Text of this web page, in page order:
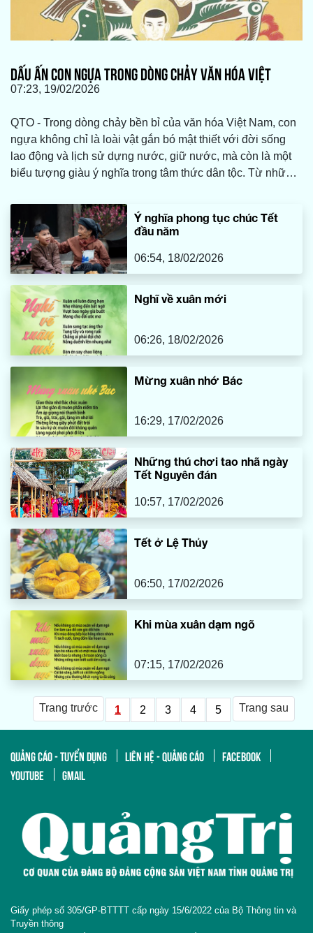
DẤU ẤN CON NGỰA TRONG DÒNG CHẢY VĂN HÓA VIỆT
07:23, 19/02/2026
QTO - Trong dòng chảy bền bỉ của văn hóa Việt Nam, con
ngựa không chỉ là loài vật gắn bó mật thiết với đời sống
lao động và lịch sử dựng nước, giữ nước, mà còn là một
biểu tượng giàu ý nghĩa trong tâm thức dân tộc. Từ những
truyền thuyết hào hùng, từ tục ngữ, ca dao đến văn học
viết, hình ảnh con ngựa luôn hiện diện, lặng lẽ mà bền bỉ
đồng hành với đời sống tinh thần người Việt.
Ý nghĩa phong tục chúc Tết
đầu năm
06:54, 18/02/2026
Nghĩ về xuân mới
06:26, 18/02/2026
Mừng xuân nhớ Bác
16:29, 17/02/2026
Những thú chơi tao nhã ngày
Tết Nguyên đán
10:57, 17/02/2026
Tết ở Lệ Thủy
06:50, 17/02/2026
Khi mùa xuân dạm ngõ
07:15, 17/02/2026
Trang trước 1 2 3 4 5 Trang sau
QUẢNG CÁO - TUYỂN DỤNG LIÊN HỆ - QUẢNG CÁO
FACEBOOK
YOUTUBE
GMAIL
Giấy phép số 305/GP-BTTTT cấp ngày 15/6/2022 của Bộ Thông tin và
Truyền thông